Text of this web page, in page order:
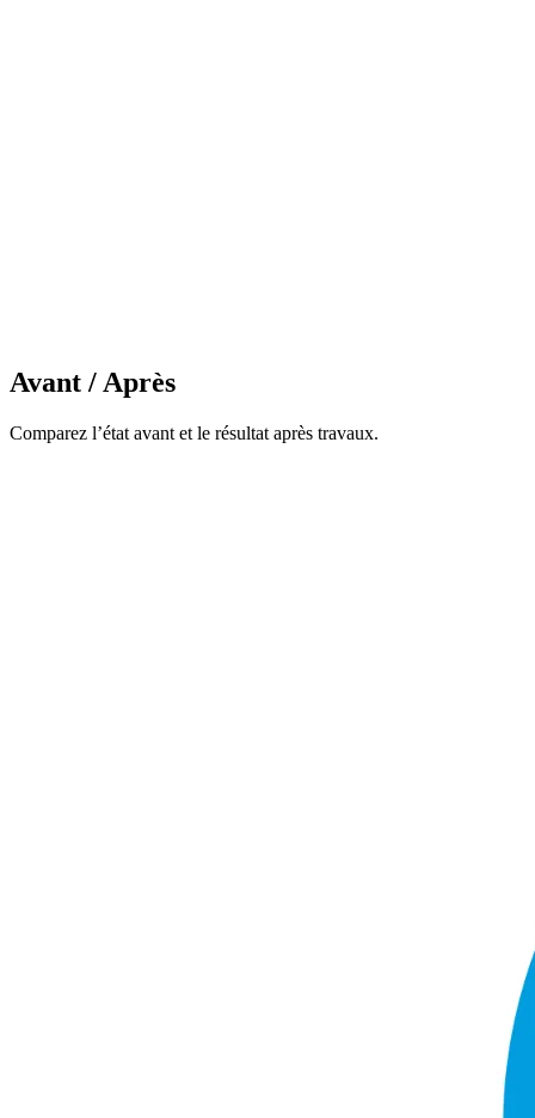
Avant / Après
Comparez l’état avant et le résultat après travaux.